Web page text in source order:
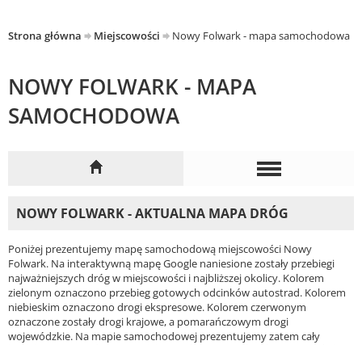
Strona główna Miejscowości Nowy Folwark - mapa samochodowa
NOWY FOLWARK - MAPA
SAMOCHODOWA
NOWY FOLWARK - AKTUALNA MAPA DRÓG
Poniżej prezentujemy mapę samochodową miejscowości Nowy
Folwark. Na interaktywną mapę Google naniesione zostały przebiegi
najważniejszych dróg w miejscowości i najbliższej okolicy. Kolorem
zielonym oznaczono przebieg gotowych odcinków autostrad. Kolorem
niebieskim oznaczono drogi ekspresowe. Kolorem czerwonym
oznaczone zostały drogi krajowe, a pomarańczowym drogi
wojewódzkie. Na mapie samochodowej prezentujemy zatem cały